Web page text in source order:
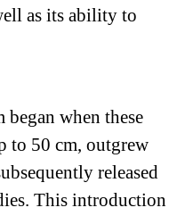
as its ability to
when these
to 50 cm, outgrew
released
This introduction